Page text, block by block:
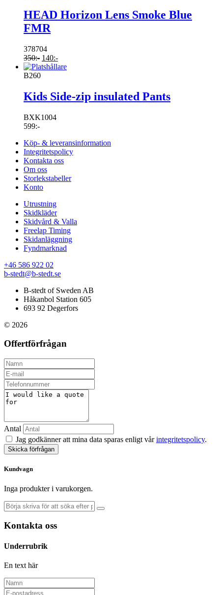
HEAD Horizon Lens Smoke Blue
FMR
378704
350:- 140:-
B260
Kids Side-zip insulated Pants
BXK1004
599:-
Köp- & leveransinformation
Integritetspolicy
Kontakta oss
Om oss
Storlekstabeller
Konto
Utrustning
Skidkläder
Skidvård & Valla
Freelap Timing
Skidanläggning
Fyndmarknad
+46 586 922 02
b-stedt@b-stedt.se
B-stedt of Sweden AB
Håkanbol Station 605
693 92 Degerfors
© 2026
Offertförfrågan
Antal
Jag godkänner att mina data sparas enligt vårintegritetspolicy.
Skicka förfrågan
Kundvagn
Inga produkter i varukorgen.
Kontakta oss
Underrubrik
En text här